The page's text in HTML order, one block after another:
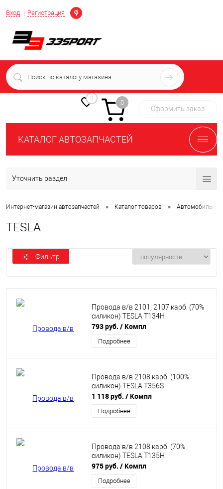
Вход Регистрация
Определение
+7 (939) 716-10-06
пн-пт 7:00-16:00 МСК
0
0
Оформить заказ
КАТАЛОГ АВТОЗАПЧАСТЕЙ
Уточнить раздел
Интернет-магазин автозапчастей • Каталог товаров • Автомобильная
TESLA
Фильтр
Провода в/в 2101, 2107 карб. (70%
силикон) TESLA T134H
793 руб. / Компл
Подробнее
Провода в/в 2108 карб. (100%
силикон) TESLA T356S
1 118 руб. / Компл
Подробнее
Провода в/в 2108 карб. (70%
силикон) TESLA T135H
975 руб. / Компл
Подробнее